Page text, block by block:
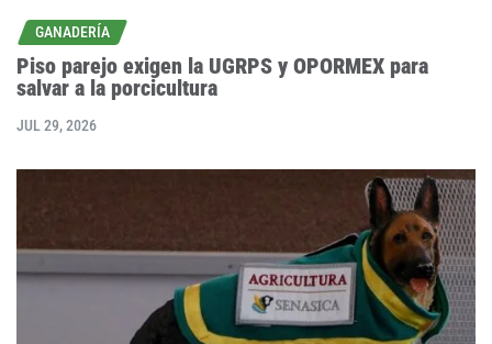
GANADERÍA
Piso parejo exigen la UGRPS y OPORMEX para
salvar a la porcicultura
JUL 29, 2026